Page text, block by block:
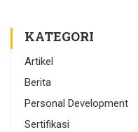
KATEGORI
Artikel
Berita
Personal Development
Sertifikasi